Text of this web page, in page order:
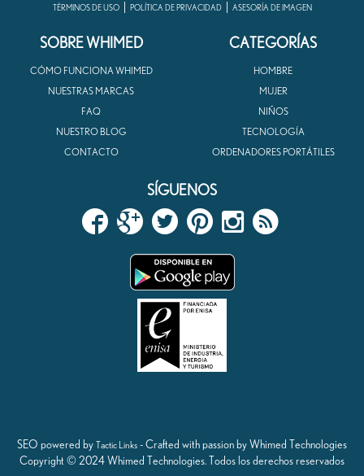
TÉRMINOS DE USO POLÍTICA DE PRIVACIDAD ASESORÍA DE IMAGEN
SOBRE WHIMED
CÓMO FUNCIONA WHIMED
NUESTRAS MARCAS
FAQ
NUESTRO BLOG
CONTACTO
CATEGORÍAS
HOMBRE
MUJER
NIÑOS
TECNOLOGÍA
ORDENADORES PORTÁTILES
SÍGUENOS
SEO powered by Tactic Links - Crafted with passion by Whimed Technologies
Copyright © 2024 Whimed Technologies. Todos los derechos reservados